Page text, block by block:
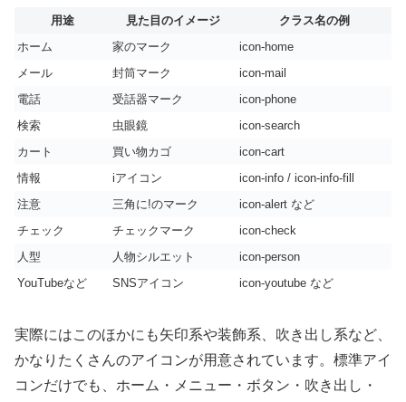
用途 見た目のイメージ
クラス名の例
ホーム
家のマーク
icon-home
メール
封筒マーク
icon-mail
電話
受話器マーク
icon-phone
検索
虫眼鏡
icon-search
カート
買い物カゴ
icon-cart
情報
iアイコン
icon-info / icon-info-fill
注意
三角に!のマーク
icon-alert など
チェック
チェックマーク
icon-check
人型
人物シルエット
icon-person
YouTubeなど
SNSアイコン icon-youtube など
実際にはこのほかにも矢印系や装飾系、吹き出し系など、
かなりたくさんのアイコンが用意されています。標準アイ
コンだけでも、ホーム・メニュー・ボタン・吹き出し・